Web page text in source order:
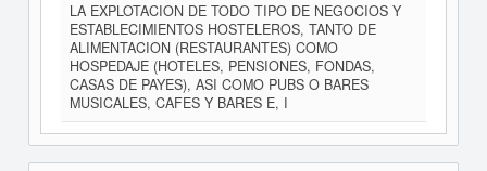
LA EXPLOTACION DE TODO TIPO DE NEGOCIOS Y
ESTABLECIMIENTOS HOSTELEROS, TANTO DE
ALIMENTACION (RESTAURANTES) COMO
HOSPEDAJE (HOTELES, PENSIONES, FONDAS,
CASAS DE PAYES), ASI COMO PUBS O BARES
MUSICALES, CAFES Y BARES E, I